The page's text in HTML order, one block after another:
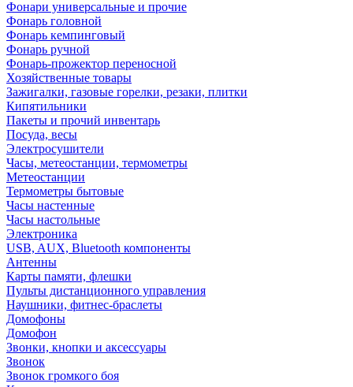
Фонари универсальные и прочие
Фонарь головной
Фонарь кемпинговый
Фонарь ручной
Фонарь-прожектор переносной
Хозяйственные товары
Зажигалки, газовые горелки, резаки, плитки
Кипятильники
Пакеты и прочий инвентарь
Посуда, весы
Электросушители
Часы, метеостанции, термометры
Метеостанции
Термометры бытовые
Часы настенные
Часы настольные
Электроника
USB, AUX, Bluetooth компоненты
Антенны
Карты памяти, флешки
Пульты дистанционного управления
Наушники, фитнес-браслеты
Домофоны
Домофон
Звонки, кнопки и аксессуары
Звонок
Звонок громкого боя